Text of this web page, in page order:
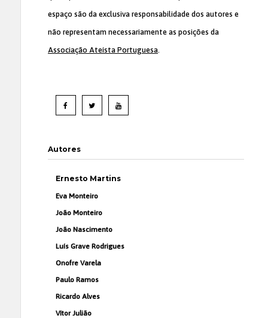
espaço são da exclusiva responsabilidade dos autores e
não representam necessariamente as posições da
Associação Ateísta Portuguesa.
Autores
Ernesto Martins
Eva Monteiro
João Monteiro
João Nascimento
Luís Grave Rodrigues
Onofre Varela
Paulo Ramos
Ricardo Alves
Vítor Julião